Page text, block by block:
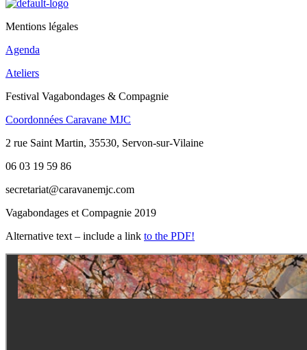
Mentions légales
Agenda
Ateliers
Festival Vagabondages & Compagnie
Coordonnées Caravane MJC
2 rue Saint Martin, 35530, Servon-sur-Vilaine
06 03 19 59 86
secretariat@caravanemjc.com
Vagabondages et Compagnie 2019
Alternative text – include a link to the PDF!